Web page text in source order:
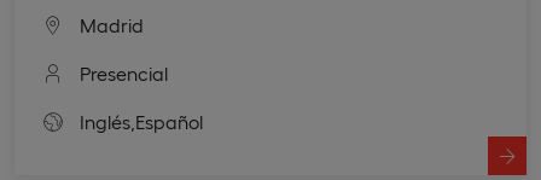
Madrid
Presencial
Inglés, Español